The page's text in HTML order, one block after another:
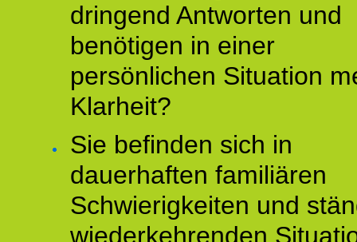
dringend Antworten und
benötigen in einer
persönlichen Situation
Klarheit?
Sie befinden sich in
dauerhaften familiären
Schwierigkeiten und
wiederkehrenden